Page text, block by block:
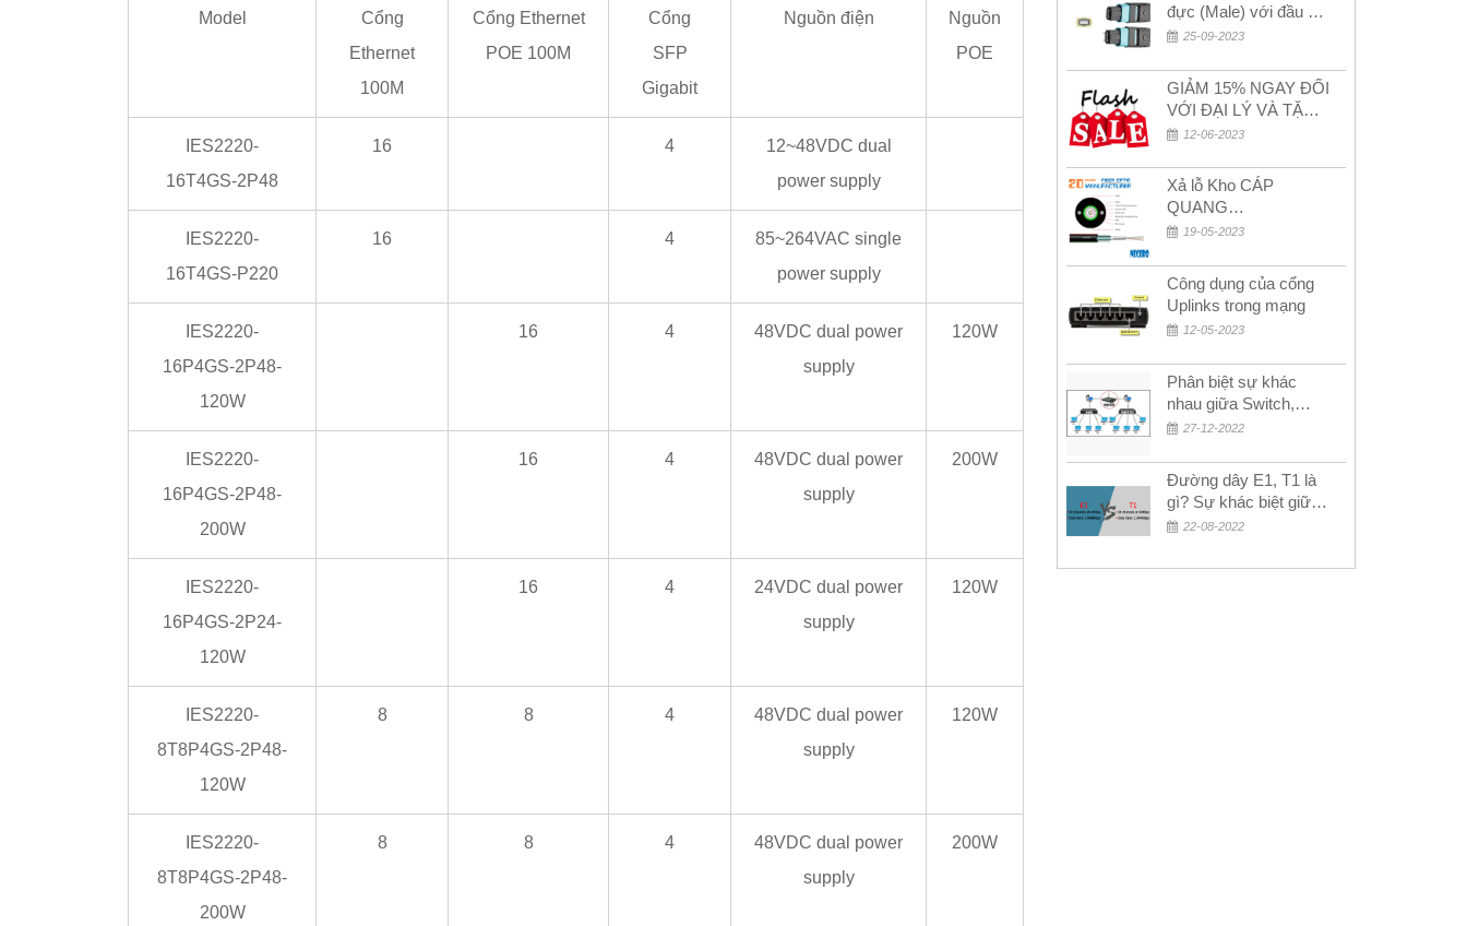
Model
Cổng
Ethernet
100M
Cổng Ethernet
POE 100M
Cổng
SFP
Gigabit
Nguồn điện
Nguồn
POE
IES2220-
16T4GS-2P48
16 4
12~48VDC dual
power supply
IES2220-
16T4GS-P220
16 4
85~264VAC single
power supply
IES2220-
16P4GS-2P48-
120W
16 4
48VDC dual power
supply
120W
IES2220-
16P4GS-2P48-
200W
16 4
48VDC dual power
supply
200W
IES2220-
16P4GS-2P24-
120W
16 4
24VDC dual power
supply
120W
IES2220-
8T8P4GS-2P48-
120W
8 8 4
48VDC dual power
supply
120W
IES2220-
8T8P4GS-2P48-
200W
8 8 4
48VDC dual power
supply
200W
đực (Male) với đầu cái
(Female) trong bộ đầu
25-09-2023
GIẢM 15% NGAY ĐỐI
VỚI ĐẠI LÝ VÀ TẶNG
QUÀ KHÁCH HÀNG
12-06-2023
Xả lỗ Kho CÁP
QUANG
MULTIMODE CÁP
MULTIMODE 4-8-12-
24Fo SỢI OM1-OM2-
OM3 Siêu Rẻ 5k
19-05-2023
Công dụng của cổng
Uplinks trong mạng
12-05-2023
Phân biệt sự khác
nhau giữa Switch,
Router và Hub
27-12-2022
Đường dây E1, T1 là
gì? Sự khác biệt giữa
E1 và T1
22-08-2022